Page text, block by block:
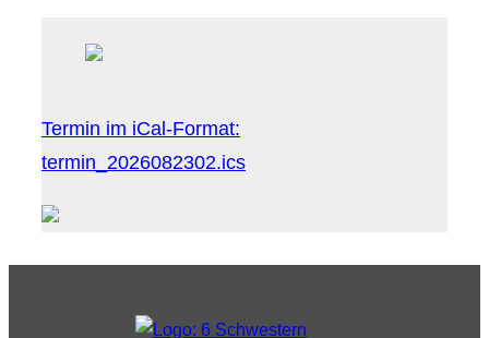
Termin im iCal-Format:
termin_2026082302.ics